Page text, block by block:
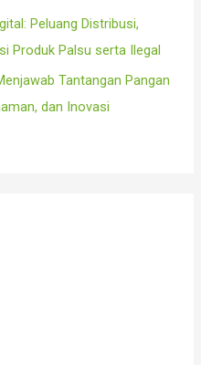
Peluang Distribusi,
Produk Palsu serta Ilegal
Tantangan Pangan
dan Inovasi